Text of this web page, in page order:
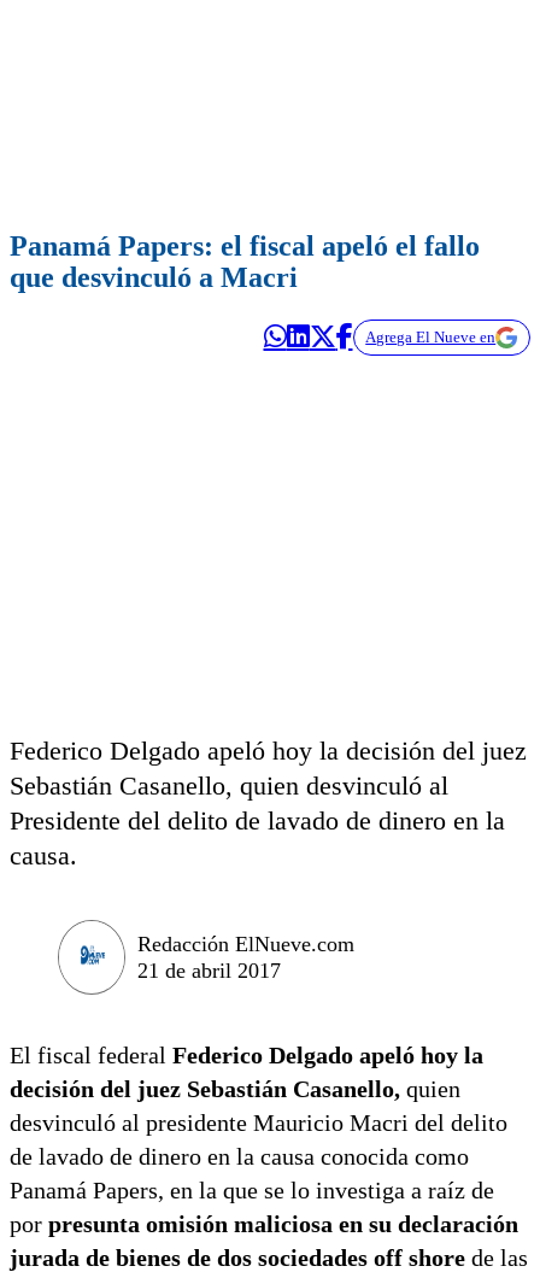
Panamá Papers: el fiscal apeló el fallo
que desvinculó a Macri
Agrega El Nueve en
Federico Delgado apeló hoy la decisión del juez
Sebastián Casanello, quien desvinculó al
Presidente del delito de lavado de dinero en la
causa.
Redacción ElNueve.com
21 de abril 2017
El fiscal federal Federico Delgado apeló hoy la
decisión del juez Sebastián Casanello, quien
desvinculó al presidente Mauricio Macri del delito
de lavado de dinero en la causa conocida como
Panamá Papers, en la que se lo investiga a raíz de
por presunta omisión maliciosa en su declaración
jurada de bienes de dos sociedades off shore de las